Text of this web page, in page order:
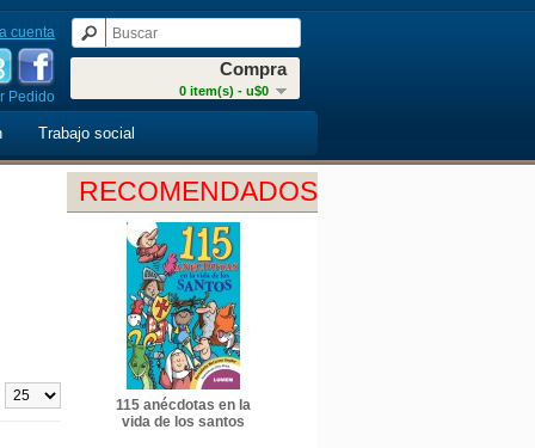
Compra
0 item(s) - u$0
cuenta
Pedido
Trabajo social
RECOMENDADOS
115 anécdotas en la
vida de los santos